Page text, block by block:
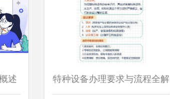
述 特种设备办理要求与流程全解